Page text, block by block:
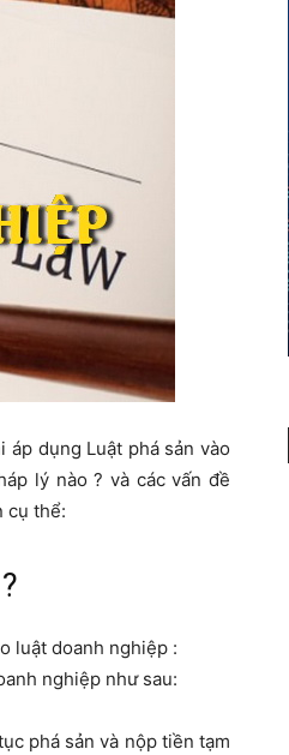
dụng Luật phá sản vào
lý nào ? và các vấn đề
cụ thể:
luật doanh nghiệp :
nghiệp như sau:
phá sản và nộp tiền tạm